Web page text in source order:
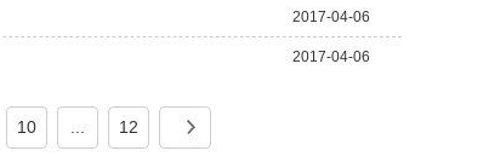
2017-04-06
2017-04-06
10 12